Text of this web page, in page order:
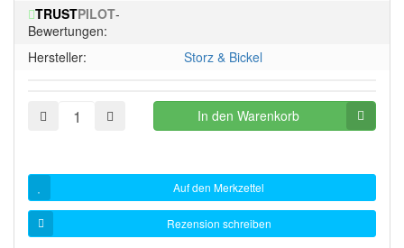
TRUSTPILOT-
Bewertungen:
Hersteller:
Storz & Bickel
In den Warenkorb
Auf den Merkzettel
Rezension schreiben